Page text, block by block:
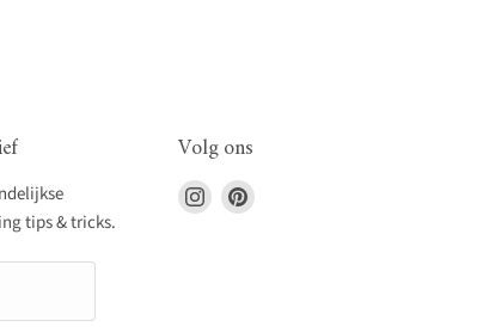
tips & tricks.
Volg ons
Vind
ons
Vind